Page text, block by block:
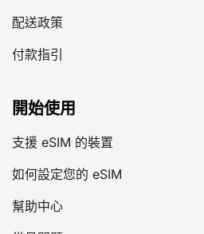
配送政策
付款指引
開始使用
支援 eSIM 的裝置
如何設定您的 eSIM
幫助中心